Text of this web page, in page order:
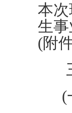
本
生
(附
三
(